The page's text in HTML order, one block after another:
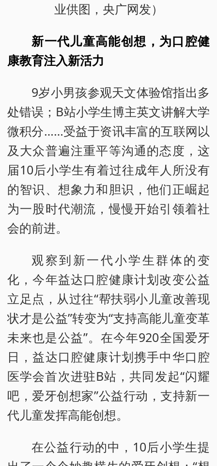
业供图，央广网发）
新一代儿童高能创想，为口腔健
康教育注入新活力
9岁小男孩参观天文体验馆指出多
处错误；B站小学生博主英文讲解大学
微积分……受益于资讯丰富的互联网以
及大众普遍注重平等沟通的态度，这
届10后小学生有着过往成年人所没有
的智识、想象力和胆识，他们正崛起
为一股时代潮流，慢慢开始引领着社
会的前进。
观察到新一代小学生群体的变
化，今年益达口腔健康计划改变公益
立足点，从过往“帮扶弱小儿童改善现
状才是公益”转变为“支持高能儿童变革
未来也是公益”。在今年920全国爱牙
日，益达口腔健康计划携手中华口腔
医学会首次进驻B站，共同发起“闪耀
吧，爱牙创想家”公益行动，支持新一
代儿童发挥高能创想。
在公益行动的中，10后小学生提